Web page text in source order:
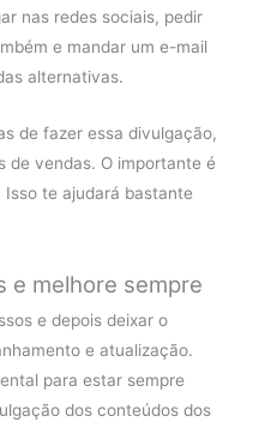
nas redes sociais, pedir
e mandar um e-mail
alternativas.
de fazer essa divulgação,
de vendas. O importante é
te ajudará bastante
e melhore sempre
e depois deixar o
e atualização.
para estar sempre
dos conteúdos dos